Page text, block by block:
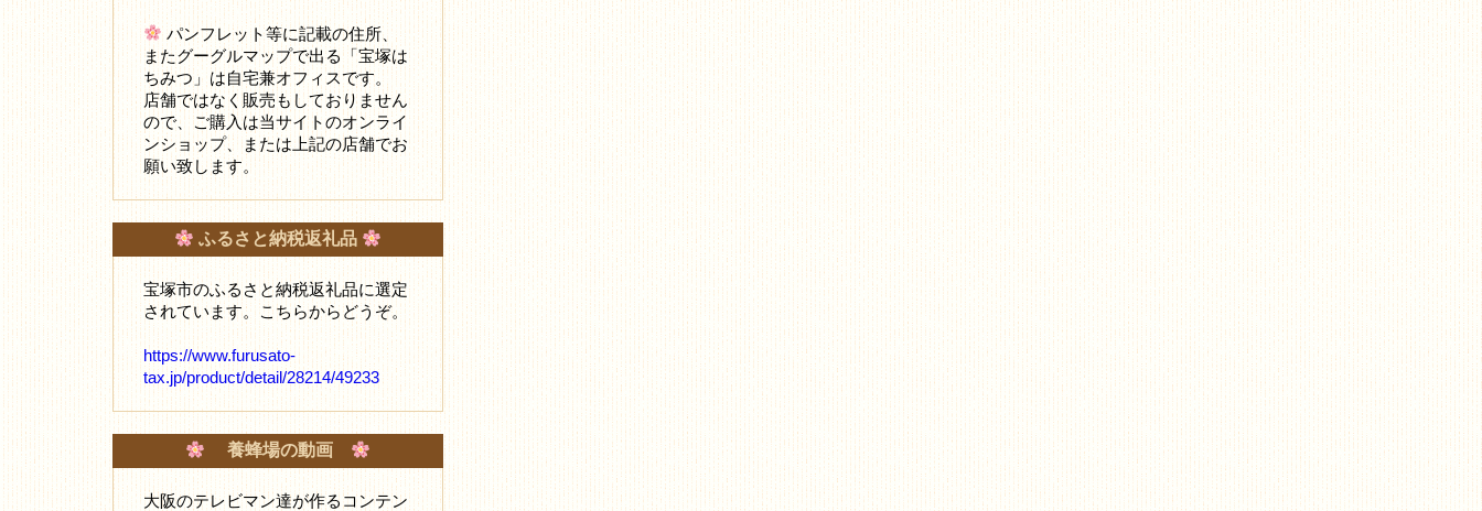
パンフレット等に記載の住所、
またグーグルマップで出る「宝塚は
ちみつ」は自宅兼オフィスです。
店舗ではなく販売もしておりません
ので、ご購入は当サイトのオンライ
ンショップ、または上記の店舗でお
願い致します。
ふるさと納税返礼品
宝塚市のふるさと納税返礼品に選定
されています。こちらからどうぞ。
https://www.furusato-
tax.jp/product/detail/28214/49233
養蜂場の動画
大阪のテレビマン達が作るコンテン